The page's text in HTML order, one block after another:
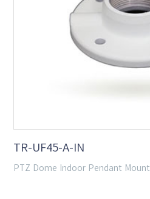
TR-UF45-A-IN
PTZ Dome Indoor Pendant Mount